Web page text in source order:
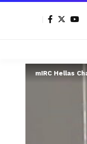
mIRC Hellas